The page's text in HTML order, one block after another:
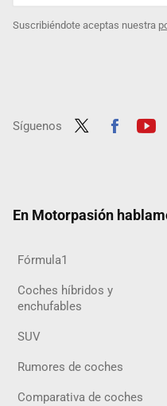
Suscribiéndote aceptas nuestra
Síguenos
En Motorpasión
Fórmula1
Coches híbridos y
enchufables
SUV
Rumores de coches
Comparativa de coches